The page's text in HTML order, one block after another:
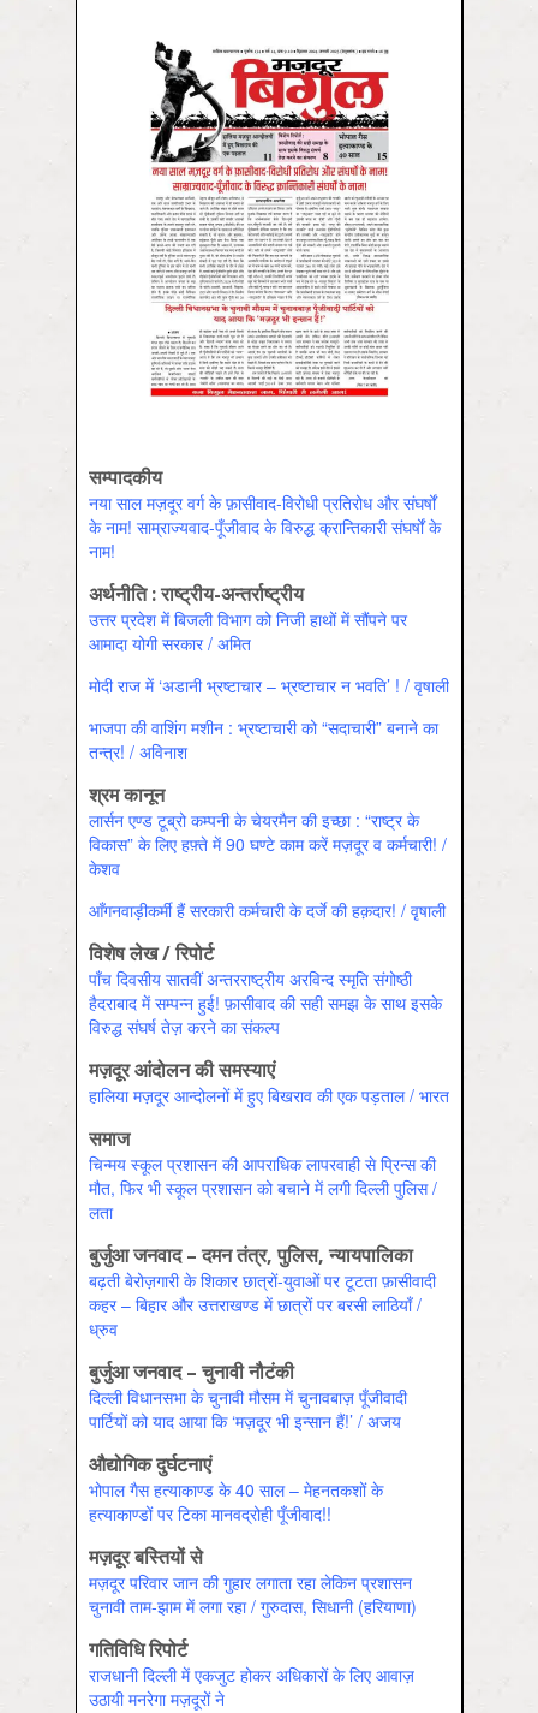
सम्पादकीय
नया साल मज़दूर वर्ग के फ़ासीवाद-विरोधी प्रतिरोध और संघर्षों
के नाम! साम्राज्यवाद-पूँजीवाद के विरुद्ध क्रान्तिकारी संघर्षों के
नाम!
अर्थनीति : राष्ट्रीय-अन्तर्राष्ट्रीय
उत्तर प्रदेश में बिजली विभाग को निजी हाथों में सौंपने पर
आमादा योगी सरकार / अमित
मोदी राज में ‘अडानी भ्रष्टाचार – भ्रष्टाचार न भवति’ ! / वृषाली
भाजपा की वाशिंग मशीन : भ्रष्टाचारी को “सदाचारी” बनाने का
तन्त्र! / अविनाश
श्रम कानून
लार्सन एण्ड टूब्रो कम्पनी के चेयरमैन की इच्छा : “राष्ट्र के
विकास” के लिए हफ़्ते में 90 घण्टे काम करें मज़दूर व कर्मचारी! /
केशव
आँगनवाड़ीकर्मी हैं सरकारी कर्मचारी के दर्जे की हक़दार! / वृषाली
विशेष लेख / रिपोर्ट
पाँच दिवसीय सातवीं अन्तरराष्ट्रीय अरविन्द स्मृति संगोष्ठी
हैदराबाद में सम्पन्न हुई! फ़ासीवाद की सही समझ के साथ इसके
विरुद्ध संघर्ष तेज़ करने का संकल्प
मज़दूर आंदोलन की समस्याएं
हालिया मज़दूर आन्दोलनों में हुए बिखराव की एक पड़ताल / भारत
समाज
चिन्मय स्कूल प्रशासन की आपराधिक लापरवाही से प्रिन्स की
मौत, फिर भी स्कूल प्रशासन को बचाने में लगी दिल्ली पुलिस /
लता
बुर्जुआ जनवाद – दमन तंत्र, पुलिस, न्यायपालिका
बढ़ती बेरोज़गारी के शिकार छात्रों-युवाओं पर टूटता फ़ासीवादी
कहर – बिहार और उत्तराखण्ड में छात्रों पर बरसी लाठियाँ /
ध्रुव
बुर्जुआ जनवाद – चुनावी नौटंकी
दिल्ली विधानसभा के चुनावी मौसम में चुनावबाज़ पूँजीवादी
पार्टियों को याद आया कि ‘मज़दूर भी इन्सान हैं!’ / अजय
औद्योगिक दुर्घटनाएं
भोपाल गैस हत्याकाण्ड के 40 साल – मेहनतकशों के
हत्याकाण्डों पर टिका मानवद्रोही पूँजीवाद!!
मज़दूर बस्तियों से
मज़दूर परिवार जान की गुहार लगाता रहा लेकिन प्रशासन
चुनावी ताम-झाम में लगा रहा / गुरुदास, सिधानी (हरियाणा)
गतिविधि रिपोर्ट
राजधानी दिल्ली में एकजुट होकर अधिकारों के लिए आवाज़
उठायी मनरेगा मज़दूरों ने